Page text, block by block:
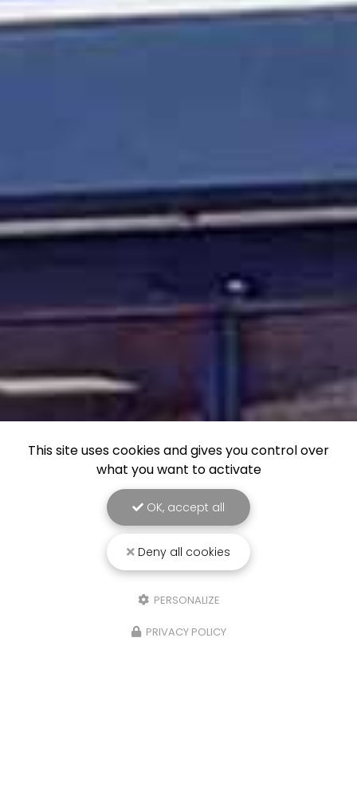
This site uses cookies and gives you control over
what you want to activate
OK, accept all
Deny all cookies
PERSONALIZE
PRIVACY POLICY